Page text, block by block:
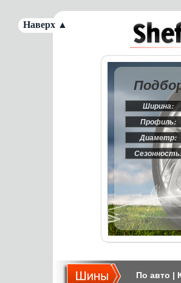
Ширина:
Профиль:
Диаметр:
По авто |
Наверх ▲